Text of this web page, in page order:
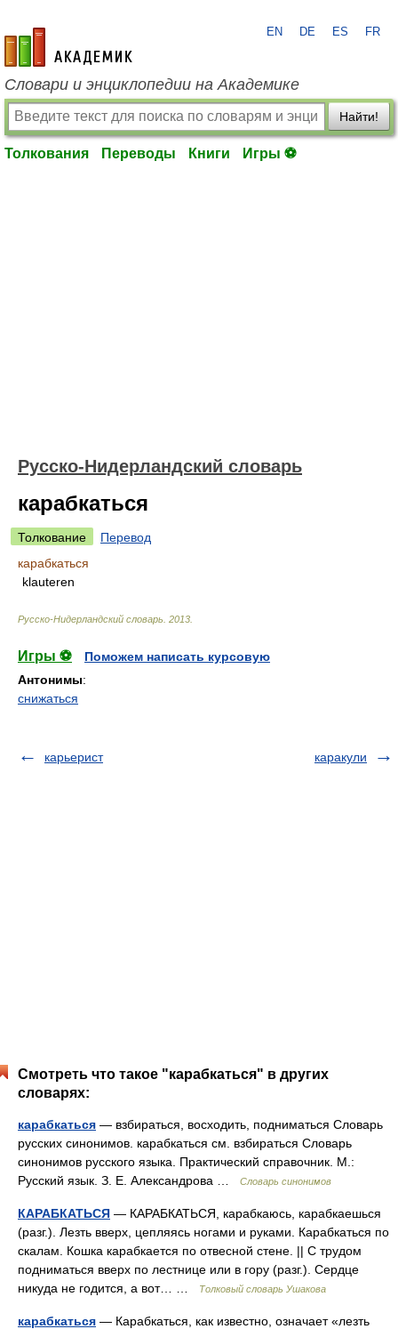
academic.ru
EN DE ES FR
Словари и энциклопедии на Академике
Найти!
Толкования Переводы Книги Игры ⚽
Русско-Нидерландский словарь
карабкаться
Толкование
Перевод
карабкаться
klauteren
Русско-Нидерландский словарь 2013
Игры ⚽
Поможем написать курсовую
Антонимы:
снижаться
карьерист каракули
Смотреть что такое "карабкаться" в других
словарях:
карабкаться — взбираться, восходить, подниматься Словарь
русских синонимов. карабкаться см. взбираться Словарь
синонимов русского языка. Практический справочник. М.:
Русский язык. З. Е. Александрова …
Словарь синонимов
КАРАБКАТЬСЯ — КАРАБКАТЬСЯ, карабкаюсь, карабкаешься
(разг.). Лезть вверх, цепляясь ногами и руками. Карабкаться по
скалам. Кошка карабкается по отвесной стене. || С трудом
подниматься вверх по лестнице или в гору (разг.). Сердце
никуда не годится, а вот… …
Толковый словарь Ушакова
карабкаться — Карабкаться, как известно, означает «лезть